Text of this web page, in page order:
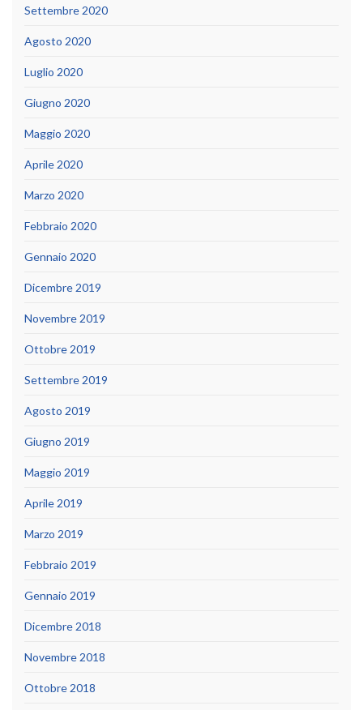
Settembre 2020
Agosto 2020
Luglio 2020
Giugno 2020
Maggio 2020
Aprile 2020
Marzo 2020
Febbraio 2020
Gennaio 2020
Dicembre 2019
Novembre 2019
Ottobre 2019
Settembre 2019
Agosto 2019
Giugno 2019
Maggio 2019
Aprile 2019
Marzo 2019
Febbraio 2019
Gennaio 2019
Dicembre 2018
Novembre 2018
Ottobre 2018